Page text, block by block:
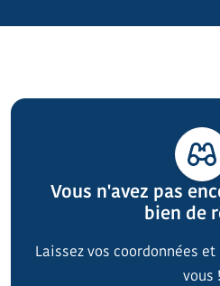
Vous n'avez pas
bien de
Laissez vos coordonnées
vous !